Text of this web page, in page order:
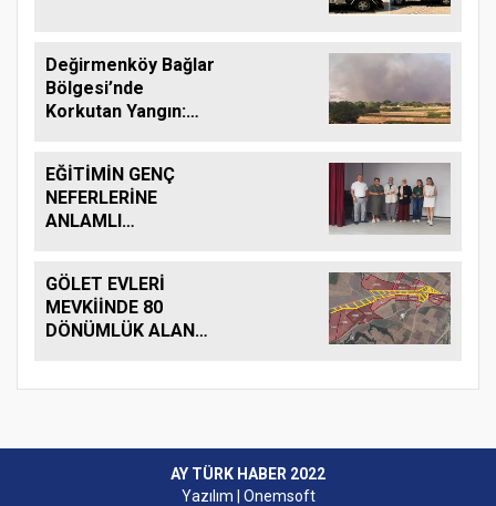
Değirmenköy Bağlar
Bölgesi’nde
Korkutan Yangın:
Seferber Oldu
EĞİTİMİN GENÇ
NEFERLERİNE
ANLAMLI
PLAKET GURURU!
GÖLET EVLERİ
MEVKİİNDE 80
DÖNÜMLÜK ALAN
AY TÜRK HABER 2022
Yazılım | Onemsoft